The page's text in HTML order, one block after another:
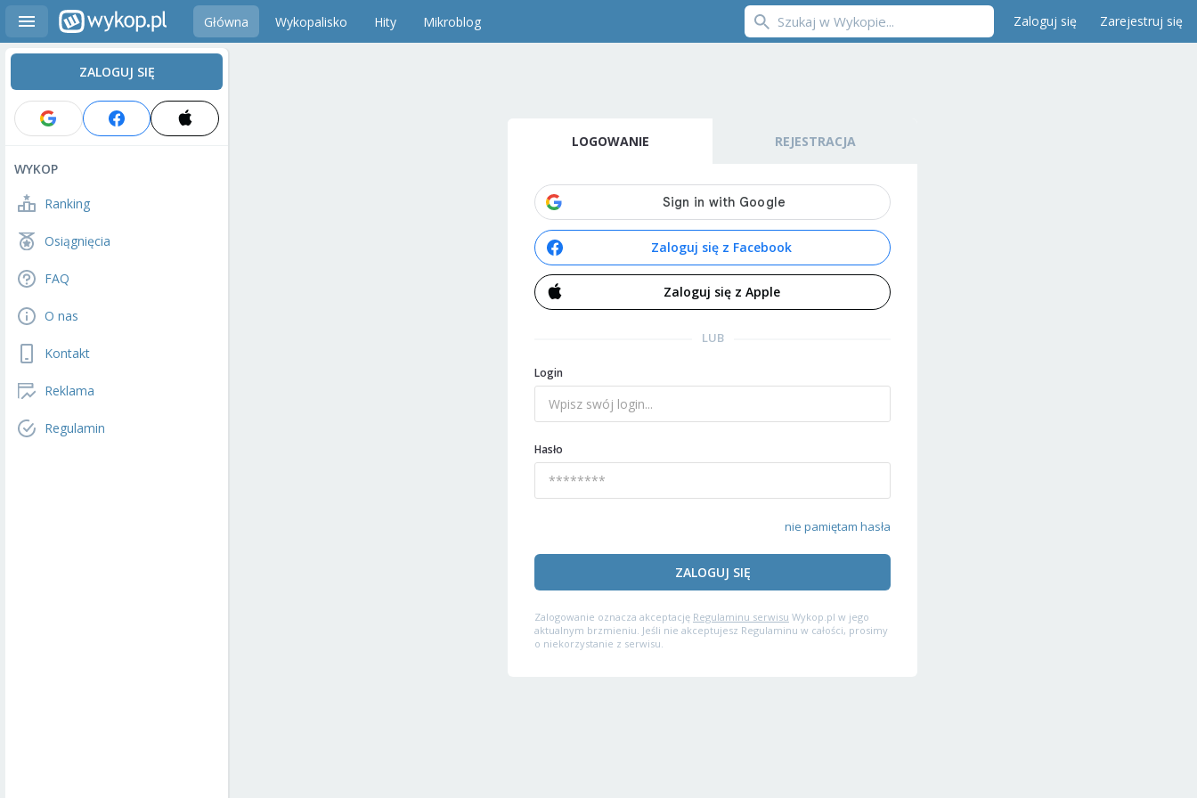
Główna Wykopalisko Hity Mikroblog Zaloguj się Zarejestruj się
ZALOGUJ SIĘ
WYKOP
Ranking
Osiągnięcia
FAQ
O nas
Kontakt
Reklama
Regulamin
LOGOWANIE REJESTRACJA
Zaloguj się z Facebook
Zaloguj się z Apple
LUB
Login
Hasło
nie pamiętam hasła
ZALOGUJ SIĘ
Zalogowanie oznacza akceptację Regulaminu serwisu Wykop.pl w jego
aktualnym brzmieniu. Jeśli nie akceptujesz Regulaminu w całości, prosimy
o niekorzystanie z serwisu.